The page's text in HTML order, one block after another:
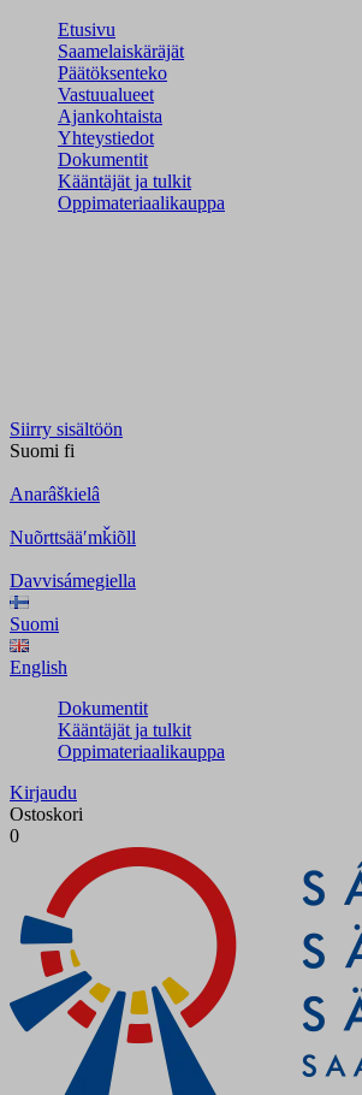
Etusivu
Saamelaiskäräjät
Päätöksenteko
Vastuualueet
Ajankohtaista
Yhteystiedot
Dokumentit
Kääntäjät ja tulkit
Oppimateriaalikauppa
Siirry sisältöön
Suomi fi
Anarâškielâ
Nuõrttsääʹmǩiõll
Davvisámegiella
Suomi
English
Dokumentit
Kääntäjät ja tulkit
Oppimateriaalikauppa
Kirjaudu
Ostoskori
0